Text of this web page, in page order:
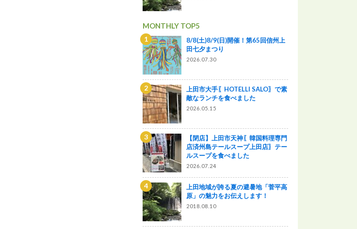
MONTHLY TOP5
8/8(土)8/9(日)開催！第65回信州上
田七夕まつり
2026.07.30
上田市大手〖HOTELLI SALO〗で素
敵なランチを食べました
2026.05.15
【閉店】上田市天神〖韓国料理専門
店済州島テールスープ上田店〗テー
ルスープを食べました
2026.07.24
上田地域が誇る夏の避暑地「菅平高
原」の魅力をお伝えします！
2018.08.10